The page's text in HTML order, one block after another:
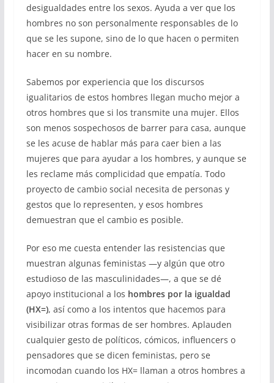
desigualdades entre los sexos. Ayuda a ver que los
hombres no son personalmente responsables de lo
que se les supone, sino de lo que hacen o permiten
hacer en su nombre.
Sabemos por experiencia que los discursos
igualitarios de estos hombres llegan mucho mejor a
otros hombres que si los transmite una mujer. Ellos
son menos sospechosos de barrer para casa, aunque
se les acuse de hablar más para caer bien a las
mujeres que para ayudar a los hombres, y aunque se
les reclame más complicidad que empatía. Todo
proyecto de cambio social necesita de personas y
gestos que lo representen, y esos hombres
demuestran que el cambio es posible.
Por eso me cuesta entender las resistencias que
muestran algunas feministas —y algún que otro
estudioso de las masculinidades—, a que se dé
apoyo institucional a los hombres por la igualdad
(HX=), así como a los intentos que hacemos para
visibilizar otras formas de ser hombres. Aplauden
cualquier gesto de políticos, cómicos, influencers o
pensadores que se dicen feministas, pero se
incomodan cuando los HX= llaman a otros hombres a